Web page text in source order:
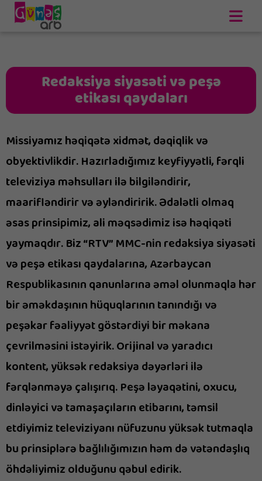
LAYİHƏLƏR
Göyərçin küçəsi
Biləndərdən öyrən
Hava necə olacaq?
Çərpələng
Tap görək
Mərcangildə
Filmfakt
Təhsil millətin gələcəyidir
Biz nə fikirləşirik?
PROQRAM
ANONSLAR
CANLI
Redaksiya siyasəti və peşə
etikası qaydaları
Missiyamız həqiqətə xidmət, dəqiqlik və
obyektivlikdir. Hazırladığımız keyfiyyətli, fərqli
televiziya məhsulları ilə bilgiləndirir,
maarifləndirir və əyləndiririk. Ədalətli olmaq
əsas prinsipimiz, ali məqsədimiz isə həqiqəti
yaymaqdır. Biz “RTV” MMC-nin redaksiya siyasəti
və peşə etikası qaydalarına, Azərbaycan
Respublikasının qanunlarına əməl olunmaqla hər
bir əməkdaşının hüquqlarının tanındığı və
peşəkar fəaliyyət göstərdiyi bir məkana
çevrilməsini istəyirik. Orijinal və yaradıcı
kontent, yüksək redaksiya dəyərləri ilə
fərqlənməyə çalışırıq. Peşə ləyaqətini, oxucu,
dinləyici və tamaşaçıların etibarını, təmsil
etdiyimiz televiziyanı nüfuzunu yüksək tutmaqla
bu prinsiplərə bağlılığımızın həm də vətəndaşlıq
öhdəliyimiz olduğunu qəbul edirik.